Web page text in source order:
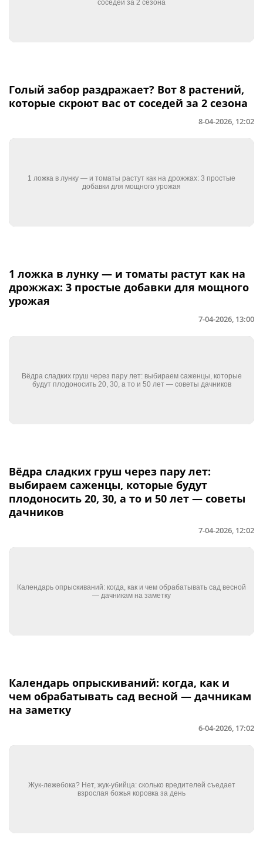
Голый забор раздражает? Вот 8 растений,
которые скроют вас от соседей за 2 сезона
8-04-2026, 12:02
1 ложка в лунку — и томаты растут как на
дрожжах: 3 простые добавки для мощного
урожая
7-04-2026, 13:00
Вёдра сладких груш через пару лет:
выбираем саженцы, которые будут
плодоносить 20, 30, а то и 50 лет — советы
дачников
7-04-2026, 12:02
Календарь опрыскиваний: когда, как и
чем обрабатывать сад весной — дачникам
на заметку
6-04-2026, 17:02